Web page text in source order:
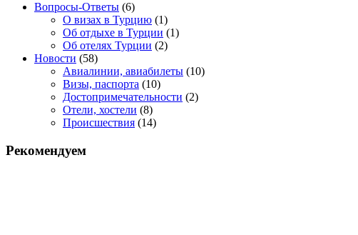
Вопросы-Ответы (6)
О визах в Турцию (1)
Об отдыхе в Турции (1)
Об отелях Турции (2)
Новости (58)
Авиалинии, авиабилеты (10)
Визы, паспорта (10)
Достопримечательности (2)
Отели, хостели (8)
Происшествия (14)
Рекомендуем